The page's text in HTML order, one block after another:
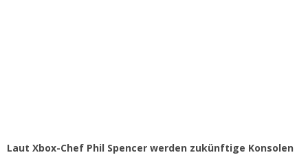
Laut Xbox-Chef Phil Spencer werden zukünftige Konsolen